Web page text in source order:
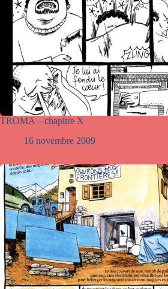
TROMA – chapitre X
16 novembre 2009